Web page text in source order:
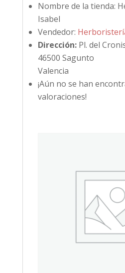
Nombre de la tienda:
Isabel
Vendedor:
Dirección: Pl. del
46500 Sagunto
Valencia
¡Aún no se han
valoraciones!